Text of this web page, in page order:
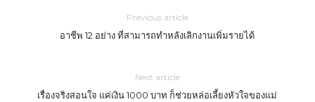
Previous article
อาชีพ 12 อย่าง ที่สามารถทำหลังเลิกงานเพิ่มรายได้
Next article
เรื่องจริงสอนใจ แค่เงิน 1000 บาท ก็ช่วยหล่อเลี้ยงหัวใจของแม่